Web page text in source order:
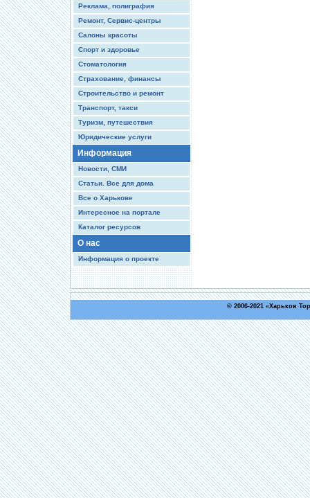
Реклама, полиграфия
Ремонт, Сервис-центры
Салоны красоты
Спорт и здоровье
Стоматология
Страхование, финансы
Строительство и ремонт
Транспорт, такси
Туризм, путешествия
Юридические услуги
Информация
Новости, СМИ
Статьи. Все для дома
Все о Харькове
Интересное на портале
Каталог ресурсов
О нас
Информация о проекте
© 2006-2021 «Харьков